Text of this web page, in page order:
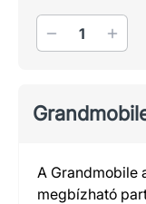
Mennyiség
A Grandmobile
megbízható